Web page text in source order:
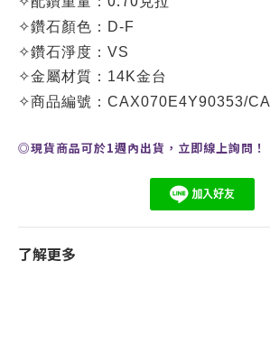
✧鑽石顏色：D-F
✧鑽石淨度：VS
✧金屬材質：14K金台
✧商品編號：CAX070E4Y90353/CA
◎現貨商品可於1週內出貨， 立即線上詢問 ！
了解更多